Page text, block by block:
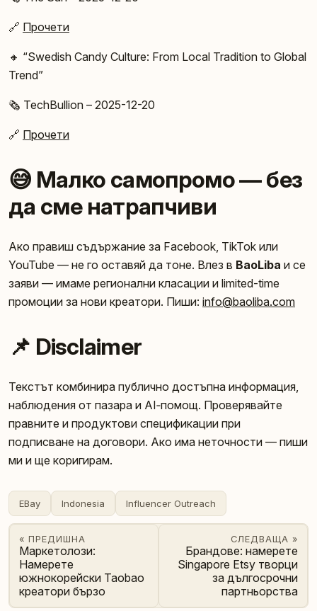
🔗 Прочети
🔸 “Swedish Candy Culture: From Local Tradition to Global
Trend”
🗞️ TechBullion – 2025-12-20
🔗 Прочети
😅 Малко самопромо — без
да сме натрапчиви
Ако правиш съдържание за Facebook, TikTok или
YouTube — не го оставяй да тонe. Влез в BaoLiba и се
заяви — имаме регионални класации и limited-time
промоции за нови креатори. Пиши: info@baoliba.com
📌 Disclaimer
Текстът комбинира публично достъпна информация,
наблюдения от пазара и AI‑помощ. Проверявайте
правните и продуктови спецификации при
подписване на договори. Ако има неточности — пиши
ми и ще коригирам.
EBay Indonesia Influencer Outreach
« ПРЕДИШНА
Маркетолози:
Намерете
южнокорейски Taobao
креатори бързо
СЛЕДВАЩА »
Брандове: намерете
Singapore Etsy творци
за дългосрочни
партньорства